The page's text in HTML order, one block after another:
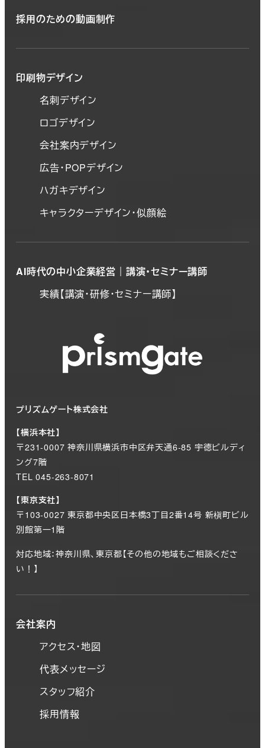
採用のための動画制作
印刷物デザイン
名刺デザイン
ロゴデザイン
会社案内デザイン
広告・POPデザイン
ハガキデザイン
キャラクターデザイン・似顔絵
AI時代の中小企業経営｜講演・セミナー講師
実績【講演・研修・セミナー講師】
プリズムゲート株式会社
【横浜本社】
〒231-0007 神奈川県横浜市中区弁天通6-85 宇徳ビルディ
ング7階
TEL 045-263-8071
【東京支社】
〒103-0027 東京都中央区日本橋3丁目2番14号 新槇町ビル
別館第一1階
対応地域：神奈川県、東京都【その他の地域もご相談くださ
い！】
会社案内
アクセス・地図
代表メッセージ
スタッフ紹介
採用情報